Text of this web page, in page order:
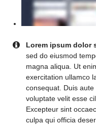
Lorem ipsum dolor
sed do eiusmod
magna aliqua. Ut
exercitation ullamco
consequat. Duis
voluptate velit esse
Excepteur sint
culpa qui officia